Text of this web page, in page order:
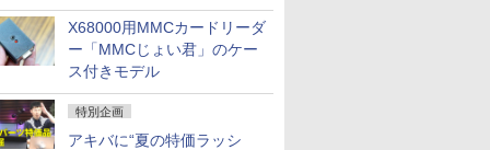
中古PCセール
X68000用MMCカードリーダ
ー「MMCじょい君」のケー
ス付きモデル
特別企画
アキバに“夏の特価ラッシ